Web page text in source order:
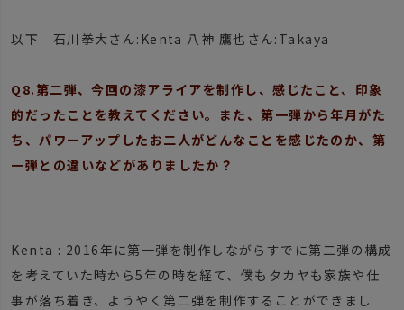
以下 石川拳大さん:Kenta 八神 鷹也さん:Takaya
Q8.第二弾、今回の漆アライアを制作し、感じたこと、印象
的だったことを教えてください。また、第一弾から年月がた
ち、パワーアップしたお二人がどんなことを感じたのか、第
一弾との違いなどがありましたか？
Kenta : 2016年に第一弾を制作しながらすでに第二弾の構成
を考えていた時から5年の時を経て、僕もタカヤも家族や仕
事が落ち着き、ようやく第二弾を制作することができまし